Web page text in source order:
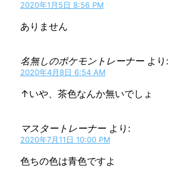
2020年1月5日 8:56 PM
ありません
名無しのポケモントレーナー より:
2020年4月8日 6:54 AM
↑いや、茶色なんか無いでしょ
マスタートレーナー より:
2020年7月11日 10:00 PM
色ちの色は青色ですよ